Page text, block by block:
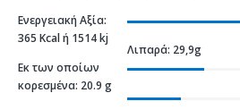
Ενεργειακή Αξία:
365 Kcal ή 1514 kj
Λιπαρά: 29,9g
Εκ των οποίων
κορεσμένα: 20.9 g